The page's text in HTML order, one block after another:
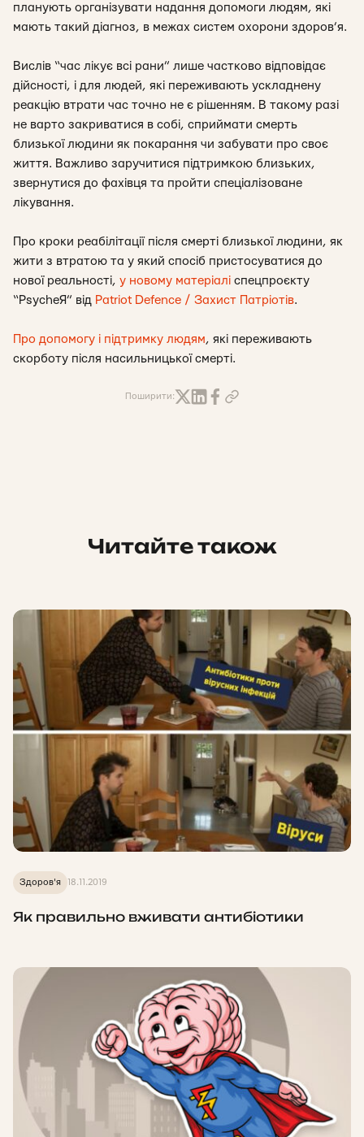
планують організувати надання допомоги людям, які
мають такий діагноз, в межах систем охорони здоров’я.
Вислів “час лікує всі рани” лише частково відповідає
дійсності, і для людей, які переживають ускладнену
реакцію втрати час точно не є рішенням. В такому разі
не варто закриватися в собі, сприймати смерть
близької людини як покарання чи забувати про своє
життя. Важливо заручитися підтримкою близьких,
звернутися до фахівця та пройти спеціалізоване
лікування.
Про кроки реабілітації після смерті близької людини, як
жити з втратою та у який спосіб пристосуватися до
нової реальності, у новому матеріалі спецпроєкту
“PsycheЯ” від Patriot Defence / Захист Патріотів.
Про допомогу і підтримку людям, які переживають
скорботу після насильницької смерті.
Поширити:
Читайте також
Здоров'я 18.11.2019
Як правильно вживати антибіотики